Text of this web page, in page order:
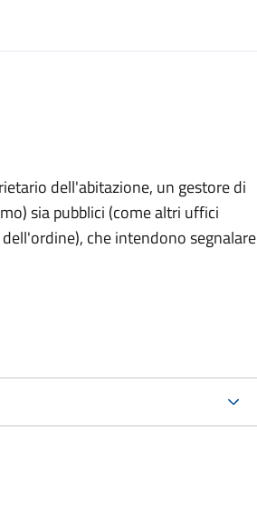
dell'abitazione, un gestore di
sia pubblici (come altri uffici
che intendono segnalare